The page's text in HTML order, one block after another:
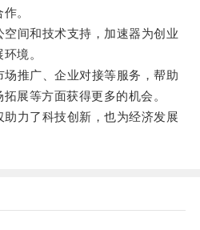
。
间和技术支持，加速器为创业
境。
推广、企业对接等服务，帮助
展等方面获得更多的机会。
力了科技创新，也为经济发展